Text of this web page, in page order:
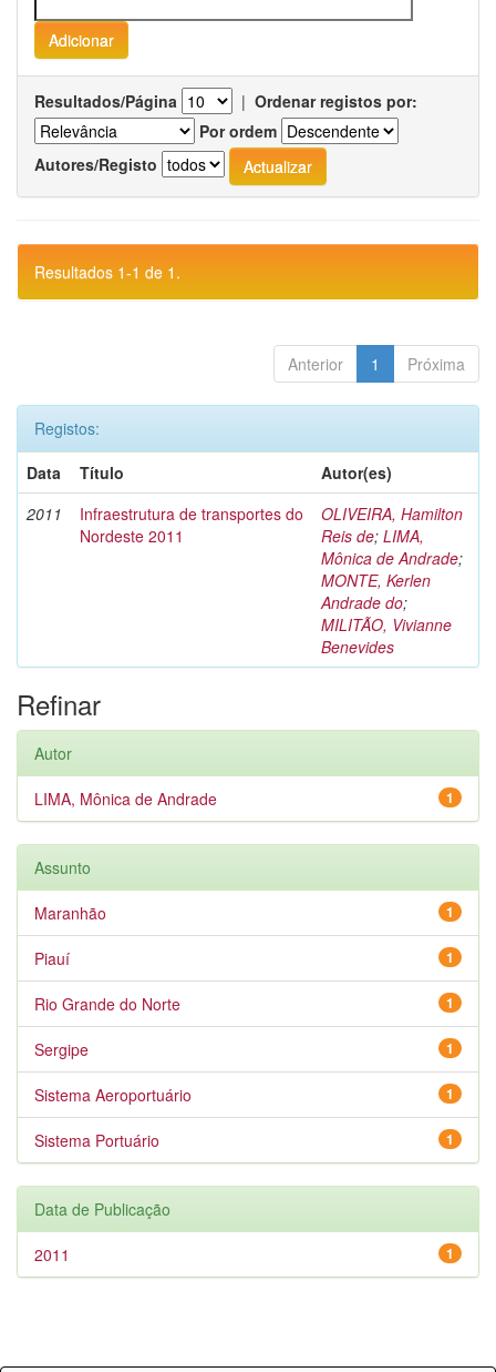
Resultados/Página | Ordenar registos por:
Por ordem
Autores/Registo
Resultados 1-1 de 1.
Anterior 1 Próxima
Registos:
Data
Título
Autor(es)
2011
Infraestrutura de transportes do
Nordeste 2011
OLIVEIRA, Hamilton
Reis de; LIMA,
Mônica de Andrade;
MONTE, Kerlen
Andrade do;
MILITÃO, Vivianne
Benevides
Refinar
Autor
1
LIMA, Mônica de Andrade
Assunto
1
Maranhão
1
Piauí
1
Rio Grande do Norte
1
Sergipe
1
Sistema Aeroportuário
1
Sistema Portuário
Data de Publicação
1
2011